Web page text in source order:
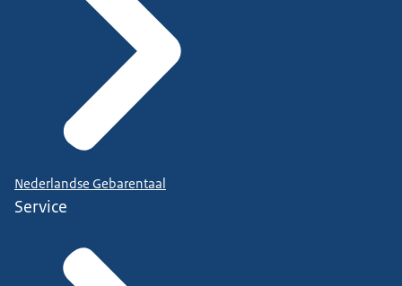
Nederlandse Gebarentaal
Service